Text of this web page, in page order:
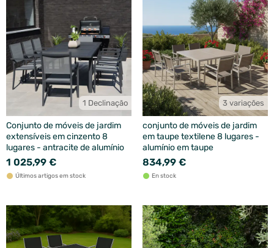
1 Declinação
Conjunto de móveis de jardim
extensíveis em cinzento 8
lugares - antracite de alumínio
1 025,99 €
Últimos artigos em stock
3 variações
conjunto de móveis de jardim
em taupe textilene 8 lugares -
alumínio em taupe
834,99 €
En stock